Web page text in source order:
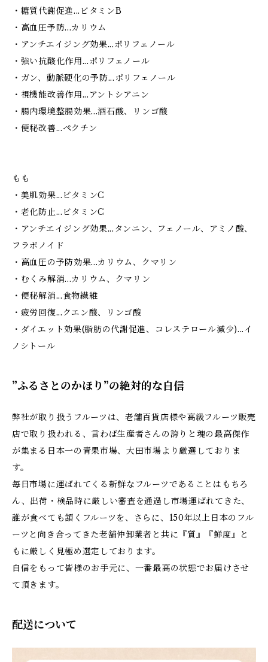
・糖質代謝促進...ビタミンB
・高血圧予防...カリウム
・アンチエイジング効果...ポリフェノール
・強い抗酸化作用...ポリフェノール
・ガン、動脈硬化の予防...ポリフェノール
・視機能改善作用...アントシアニン
・腸内環境整腸効果...酒石酸、リンゴ酸
・便秘改善...ペクチン
もも
・美肌効果...ビタミンC
・老化防止...ビタミンC
・アンチエイジング効果...タンニン、フェノール、アミノ酸、
フラボノイド
・高血圧の予防効果...カリウム、クマリン
・むくみ解消...カリウム、クマリン
・便秘解消...食物繊維
・疲労回復...クエン酸、リンゴ酸
・ダイエット効果(脂肪の代謝促進、コレステロール減少)...イ
ノシトール
”ふるさとのかほり”の絶対的な自信
弊社が取り扱うフルーツは、老舗百貨店様や高級フルーツ販売
店で取り扱われる、言わば生産者さんの誇りと魂の最高傑作
が集まる日本一の青果市場、大田市場より厳選しておりま
す。
毎日市場に運ばれてくる新鮮なフルーツであることはもちろ
ん、出荷・検品時に厳しい審査を通過し市場運ばれてきた、
誰が食べても頷くフルーツを、さらに、150年以上日本のフル
ーツと向き合ってきた老舗仲卸業者と共に『質』『鮮度』と
もに厳しく見極め選定しております。
自信をもって皆様のお手元に、一番最高の状態でお届けさせ
て頂きます。
配送について